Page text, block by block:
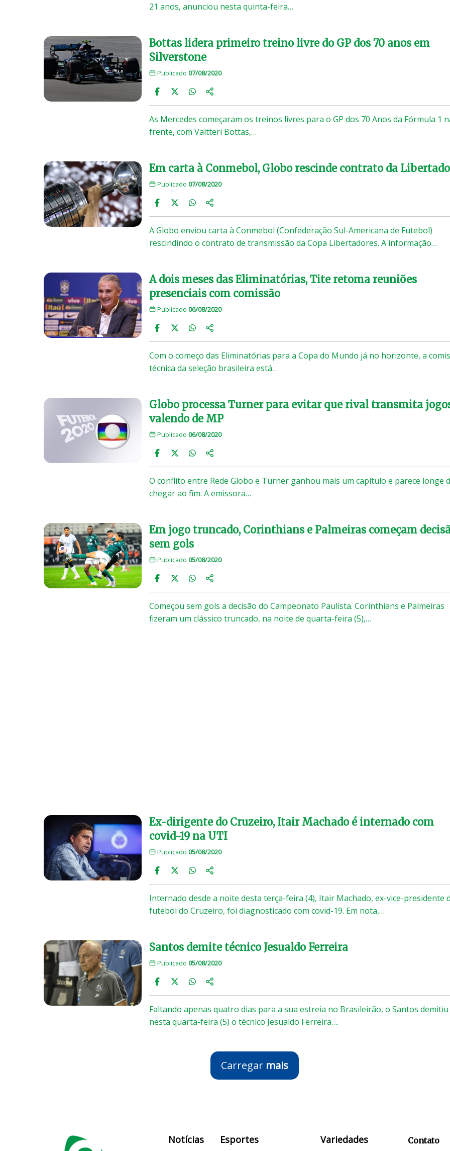
21 anos, anunciou nesta quinta-feira…
Bottas lidera primeiro treino livre do GP dos 70 anos em
Silverstone
Publicado 07/08/2020
As Mercedes começaram os treinos livres para o GP dos 70 Anos da Fórmula 1
frente, com Valtteri Bottas,…
Em carta à Conmebol, Globo rescinde contrato da
Publicado 07/08/2020
A Globo enviou carta à Conmebol (Confederação Sul-Americana de Futebol)
rescindindo o contrato de transmissão da Copa Libertadores. A informação…
A dois meses das Eliminatórias, Tite retoma reuniões
presenciais com comissão
Publicado 06/08/2020
Com o começo das Eliminatórias para a Copa do Mundo já no horizonte, a
técnica da seleção brasileira está…
Globo processa Turner para evitar que rival transmita
valendo de MP
Publicado 06/08/2020
O conflito entre Rede Globo e Turner ganhou mais um capítulo e parece longe
chegar ao fim. A emissora…
Em jogo truncado, Corinthians e Palmeiras começam
sem gols
Publicado 05/08/2020
Começou sem gols a decisão do Campeonato Paulista. Corinthians e Palmeiras
fizeram um clássico truncado, na noite de quarta-feira (5),…
Ex-dirigente do Cruzeiro, Itair Machado é internado com
covid-19 na UTI
Publicado 05/08/2020
Internado desde a noite desta terça-feira (4), Itair Machado, ex-vice-presidente
futebol do Cruzeiro, foi diagnosticado com covid-19. Em nota,…
Santos demite técnico Jesualdo Ferreira
Publicado 05/08/2020
Faltando apenas quatro dias para a sua estreia no Brasileirão, o Santos demitiu
nesta quarta-feira (5) o técnico Jesualdo Ferreira….
Carregar mais
Notícias Esportes Variedades Contato